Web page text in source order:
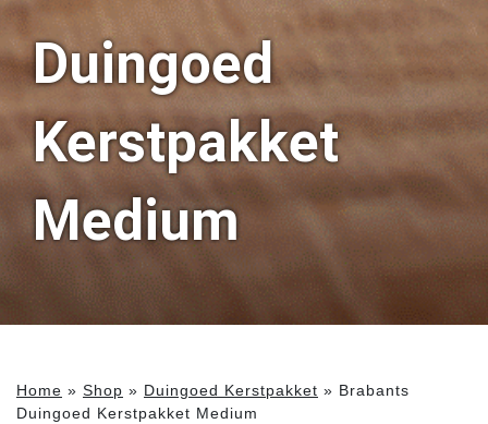
Duingoed
Kerstpakket
Medium
Home » Shop » Duingoed Kerstpakket » Brabants
Duingoed Kerstpakket Medium